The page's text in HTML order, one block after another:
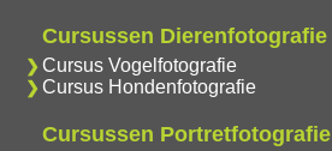
Cursussen Dierenfotografie
Cursus Vogelfotografie
Cursus Hondenfotografie
Cursussen Portretfotografie